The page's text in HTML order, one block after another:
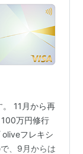
11月から再
万円修行
フレキシ
、9月からは